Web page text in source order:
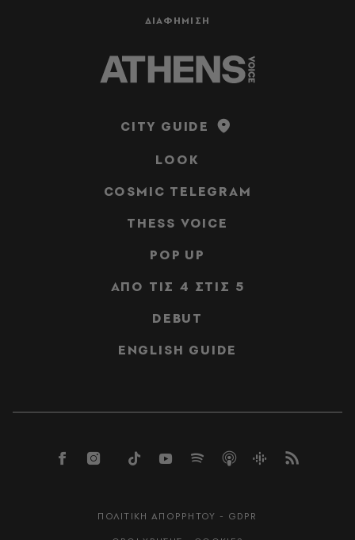
ΔΙΑΦΗΜΙΣΗ
CITY GUIDE
LOOK
COSMIC TELEGRAM
THESS VOICE
POP UP
ΑΠΟ ΤΙΣ 4 ΣΤΙΣ 5
DEBUT
ENGLISH GUIDE
ΠΟΛΙΤΙΚΗ ΑΠΟΡΡΗΤΟΥ - GDPR